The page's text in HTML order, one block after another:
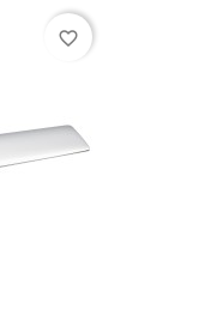
favorite_border